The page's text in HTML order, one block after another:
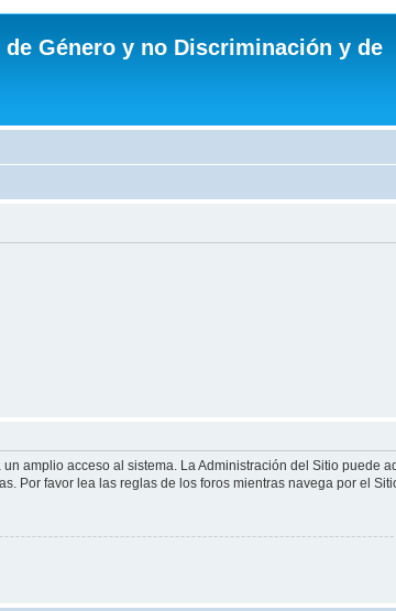
Género y no Discriminación y de
amplio acceso al sistema. La Administración del Sitio puede
Por favor lea las reglas de los foros mientras navega por el